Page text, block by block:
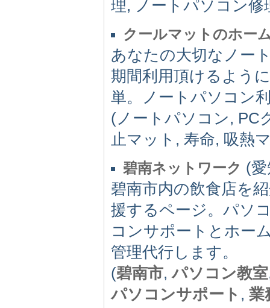
理, ノートパソコン
クールマットのホー
あなたの大切なノー
期間利用頂けるよう
単。ノートパソコン
(ノートパソコン, PC
止マット, 寿命, 吸熱
碧南ネットワーク (
碧南市内の飲食店を
援するページ。パソ
コンサポートとホー
管理代行します。
(碧南市,パソコン教室
パソコンサポート , 業